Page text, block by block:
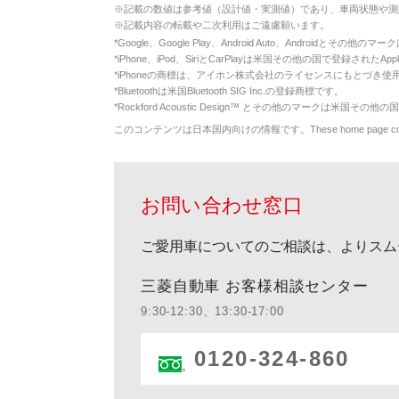
※記載の数値は参考値（設計値・実測値）であり、車両状態や測
※記載内容の転載や二次利用はご遠慮願います。
*Google、Google Play、Android Auto、Androidとその他のマー
*iPhone、iPod、SiriとCarPlayは米国その他の国で登録された
*iPhoneの商標は、アイホン株式会社のライセンスにもとづき使
*Bluetoothは米国Bluetooth SIG Inc.の登録商標です。
*Rockford Acoustic Design™ とその他のマークは米国その他の
このコンテンツは日本国内向けの情報です。These home page
お問い合わせ窓口
ご愛用車についてのご相談は、よりス
三菱自動車 お客様相談センター
9:30-12:30、13:30-17:00
0120-324-860